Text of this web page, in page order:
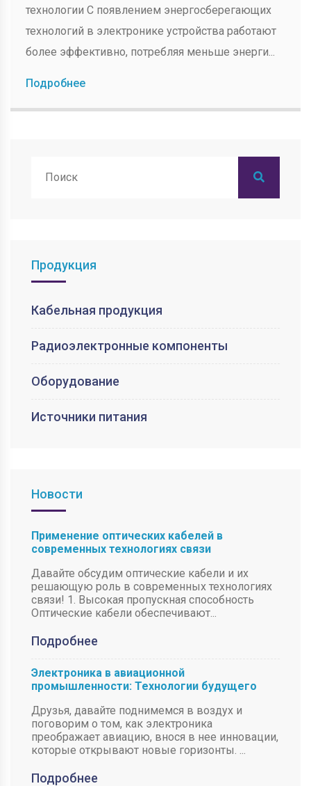
технологии С появлением энергосберегающих
технологий в электронике устройства работают
более эффективно, потребляя меньше энерги...
Подробнее
Продукция
Кабельная продукция
Радиоэлектронные компоненты
Оборудование
Источники питания
Новости
Применение оптических кабелей в
современных технологиях связи
Давайте обсудим оптические кабели и их
решающую роль в современных технологиях
связи! 1. Высокая пропускная способность
Оптические кабели обеспечивают...
Подробнее
Электроника в авиационной
промышленности: Технологии будущего
Друзья, давайте поднимемся в воздух и
поговорим о том, как электроника
преображает авиацию, внося в нее инновации,
которые открывают новые горизонты. ...
Подробнее